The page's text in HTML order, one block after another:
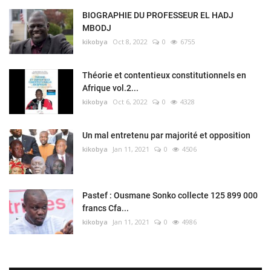
BIOGRAPHIE DU PROFESSEUR EL HADJ
MBODJ
kikobya Oct 8, 2022 0 6755
Théorie et contentieux constitutionnels en
Afrique vol.2...
kikobya Oct 6, 2022 0 4328
Un mal entretenu par majorité et opposition
kikobya Jan 11, 2021 0 4506
Pastef : Ousmane Sonko collecte 125 899 000
francs Cfa...
kikobya Jan 11, 2021 0 4986